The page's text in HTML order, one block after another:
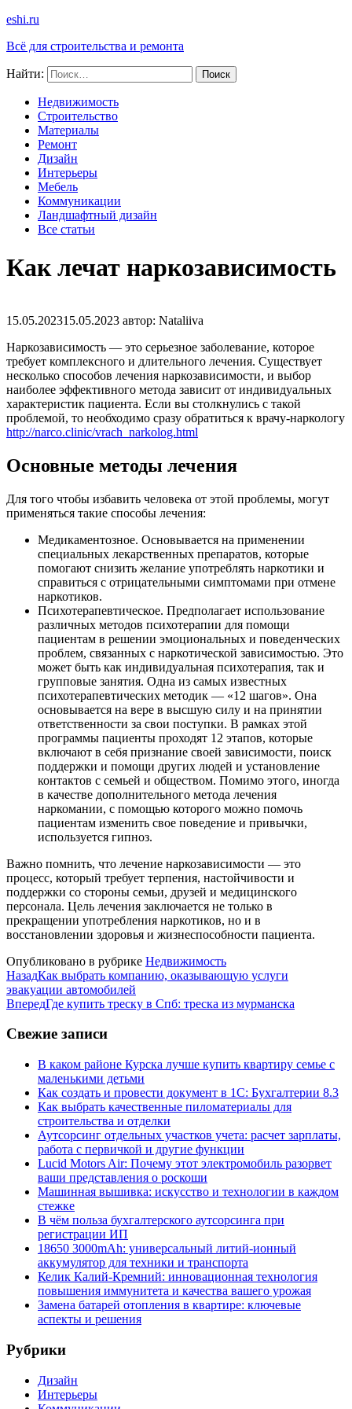
eshi.ru
Всё для строительства и ремонта
Найти:
Недвижимость
Строительство
Материалы
Ремонт
Дизайн
Интерьеры
Мебель
Коммуникации
Ландшафтный дизайн
Все статьи
Как лечат наркозависимость
15.05.202315.05.2023 автор: Nataliiva
Наркозависимость — это серьезное заболевание, которое
требует комплексного и длительного лечения. Существует
несколько способов лечения наркозависимости, и выбор
наиболее эффективного метода зависит от индивидуальных
характеристик пациента. Если вы столкнулись с такой
проблемой, то необходимо сразу обратиться к врачу-наркологу
http://narco.clinic/vrach_narkolog.html
Основные методы лечения
Для того чтобы избавить человека от этой проблемы, могут
применяться такие способы лечения:
Медикаментозное. Основывается на применении
специальных лекарственных препаратов, которые
помогают снизить желание употреблять наркотики и
справиться с отрицательными симптомами при отмене
наркотиков.
Психотерапевтическое. Предполагает использование
различных методов психотерапии для помощи
пациентам в решении эмоциональных и поведенческих
проблем, связанных с наркотической зависимостью. Это
может быть как индивидуальная психотерапия, так и
групповые занятия. Одна из самых известных
психотерапевтических методик — «12 шагов». Она
основывается на вере в высшую силу и на принятии
ответственности за свои поступки. В рамках этой
программы пациенты проходят 12 этапов, которые
включают в себя признание своей зависимости, поиск
поддержки и помощи других людей и установление
контактов с семьей и обществом. Помимо этого, иногда
в качестве дополнительного метода лечения
наркомании, с помощью которого можно помочь
пациентам изменить свое поведение и привычки,
используется гипноз.
Важно помнить, что лечение наркозависимости — это
процесс, который требует терпения, настойчивости и
поддержки со стороны семьи, друзей и медицинского
персонала. Цель лечения заключается не только в
прекращении употребления наркотиков, но и в
восстановлении здоровья и жизнеспособности пациента.
Опубликовано в рубрике Недвижимость
НазадКак выбрать компанию, оказывающую услуги
эвакуации автомобилей
ВпередГде купить треску в Спб: треска из мурманска
Свежие записи
В каком районе Курска лучше купить квартиру семье с
маленькими детьми
Как создать и провести документ в 1С: Бухгалтерии 8.3
Как выбрать качественные пиломатериалы для
строительства и отделки
Аутсорсинг отдельных участков учета: расчет зарплаты,
работа с первичкой и другие функции
Lucid Motors Air: Почему этот электромобиль разорвет
ваши представления о роскоши
Машинная вышивка: искусство и технологии в каждом
стежке
В чём польза бухгалтерского аутсорсинга при
регистрации ИП
18650 3000mAh: универсальный литий-ионный
аккумулятор для техники и транспорта
Келик Калий-Кремний: инновационная технология
повышения иммунитета и качества вашего урожая
Замена батарей отопления в квартире: ключевые
аспекты и решения
Рубрики
Дизайн
Интерьеры